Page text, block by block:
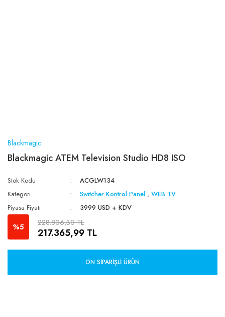
Blackmagic
Blackmagic ATEM Television Studio HD8 ISO
Stok Kodu
ACGLW134
Kategori
Switcher Kontrol Panel ,WEB TV
Piyasa Fiyatı
3999 USD + KDV
%5 228.806,30 TL
217.365,99 TL
ÖN SIPARIŞLI ÜRÜN